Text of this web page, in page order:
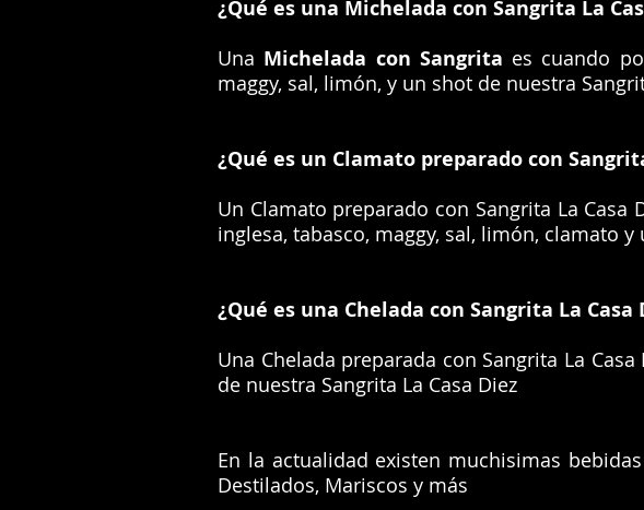
¿Qué es una Michelada con Sangrita La
Una Michelada con Sangrita es cuando
maggy, sal, limón, y un shot de nuestra
¿Qué es un Clamato preparado con
Un Clamato preparado con Sangrita La
inglesa, tabasco, maggy, sal, limón, clamato
¿Qué es una Chelada con Sangrita La Casa
Una Chelada preparada con Sangrita La
de nuestra Sangrita La Casa Diez
En la actualidad existen muchisimas
Destilados, Mariscos y más